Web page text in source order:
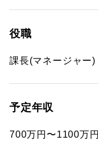
役職
課長(マネージャー)
予定年収
700万円〜1100万円